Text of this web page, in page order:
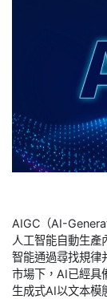
AIGC（AI-
人工智能自動生產
智能通過尋找規律
市場下，AI已經具
生成式AI以文本模